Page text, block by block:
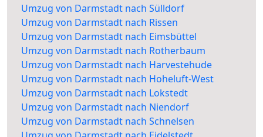
Umzug von Darmstadt nach Sülldorf
Umzug von Darmstadt nach Rissen
Umzug von Darmstadt nach Eimsbüttel
Umzug von Darmstadt nach Rotherbaum
Umzug von Darmstadt nach Harvestehude
Umzug von Darmstadt nach Hoheluft-West
Umzug von Darmstadt nach Lokstedt
Umzug von Darmstadt nach Niendorf
Umzug von Darmstadt nach Schnelsen